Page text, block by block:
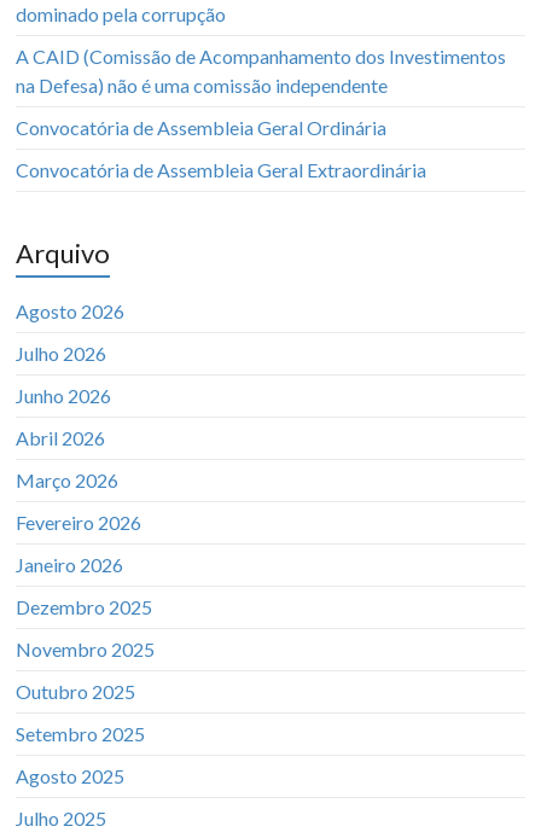
dominado pela corrupção
A CAID (Comissão de Acompanhamento dos Investimentos
na Defesa) não é uma comissão independente
Convocatória de Assembleia Geral Ordinária
Convocatória de Assembleia Geral Extraordinária
Arquivo
Agosto 2026
Julho 2026
Junho 2026
Abril 2026
Março 2026
Fevereiro 2026
Janeiro 2026
Dezembro 2025
Novembro 2025
Outubro 2025
Setembro 2025
Agosto 2025
Julho 2025